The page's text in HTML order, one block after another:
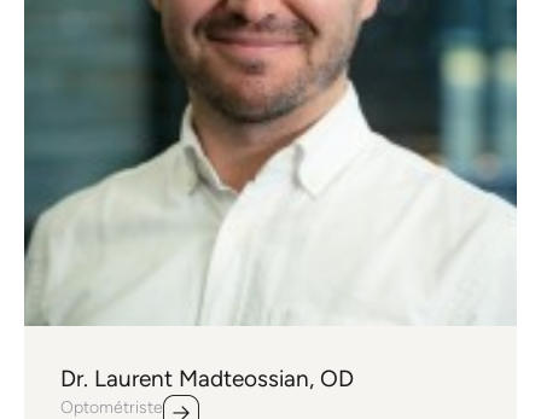
Dr. Laurent Madteossian, OD
Optométriste